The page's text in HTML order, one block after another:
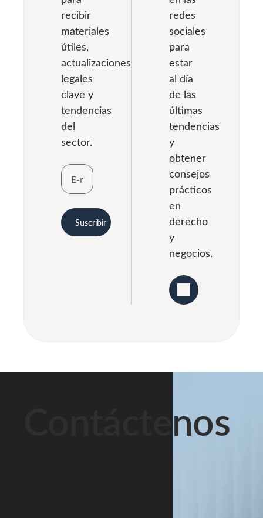
recibir
materiales
útiles,
actualizaciones
legales
clave y
tendencias
del
sector.
Suscribir
redes
sociales
para
estar
al día
de las
últimas
tendencias
y
obtener
consejos
prácticos
en
derecho
y
negocios.
Contáctenos